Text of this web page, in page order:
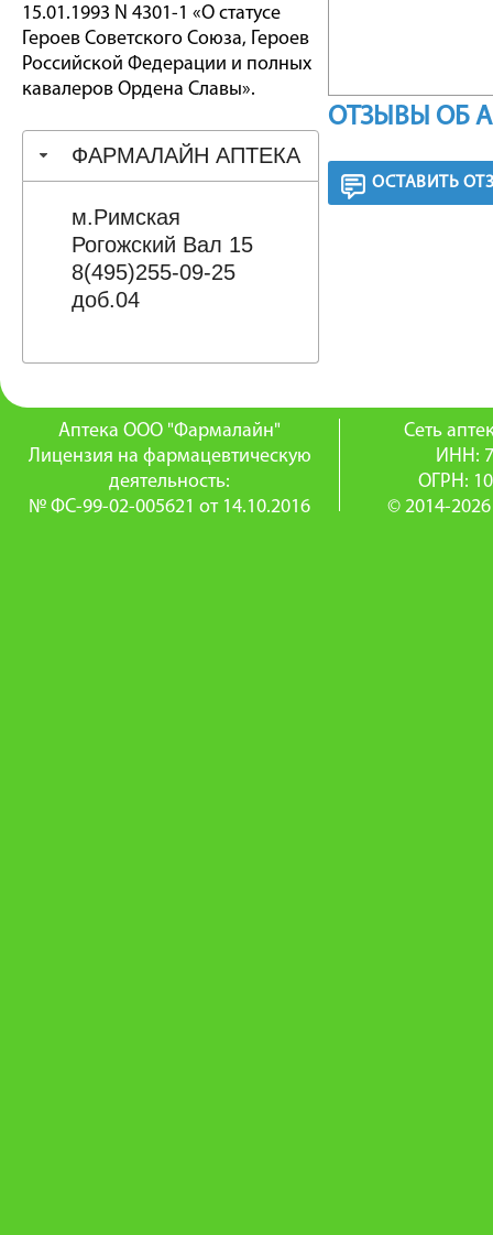
15.01.1993 N 4301-1 «О статусе
Героев Советского Союза, Героев
Российской Федерации и полных
кавалеров Ордена Славы».
ФАРМАЛАЙН АПТЕКА
м.Римская
Рогожский Вал 15
8(495)255-09-25
доб.04
ОТЗЫВЫ ОБ
ОСТАВИТЬ
Аптека ООО "Фармалайн"
Лицензия на фармацевтическую
деятельность:
№ ФС-99-02-005621 от 14.10.2016
Сеть
ИНН:
ОГРН:
© 2014-